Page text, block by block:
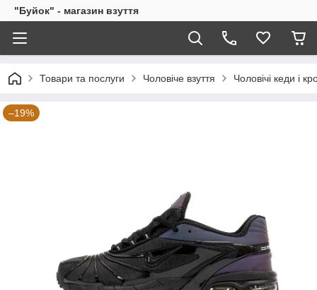
"Буйок" - магазин взуття
Товари та послуги Чоловіче взуття Чоловічі кеди і
–19%